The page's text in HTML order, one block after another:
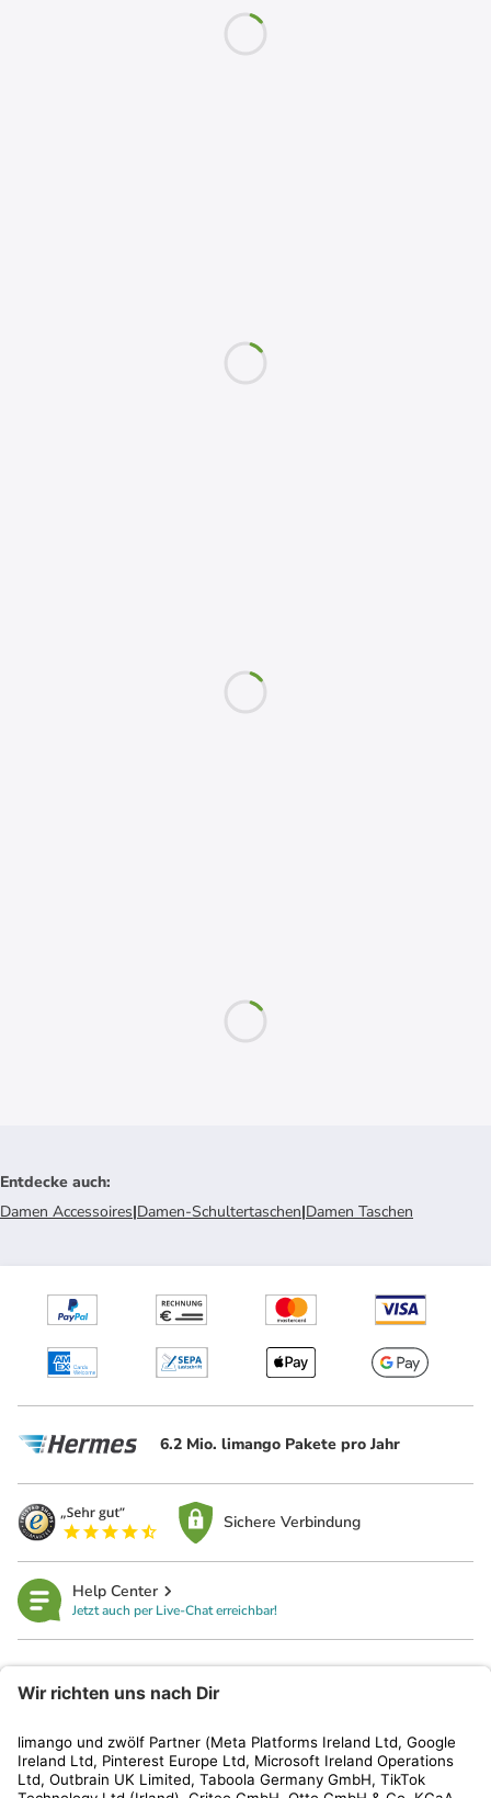
Entdecke auch:
Damen Accessoires|Damen-Schultertaschen|Damen Taschen
6.2 Mio. limango Pakete pro Jahr
Sichere Verbindung
Help Center
Jetzt auch per Live-Chat erreichbar!
Kundenservice